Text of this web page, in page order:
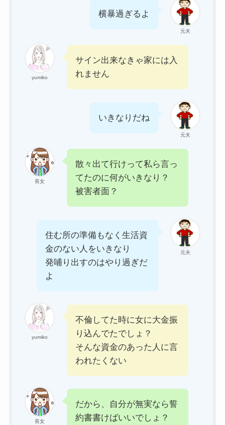
元夫
横暴過ぎるよ
yumiko
サイン出来なきゃ家には入
れません
元夫
いきなりだね
長女
散々出て行けって私ら言っ
てたのに何がいきなり？
被害者面？
元夫
住む所の準備もなく生活資
金のない人をいきなり
発哺り出すのはやり過ぎだ
よ
yumiko
不倫してた時に女に大金振
り込んでたでしょ？
そんな資金のあった人に言
われたくない
長女
だから、自分が無実なら誓
約書書けばいいでしょ？